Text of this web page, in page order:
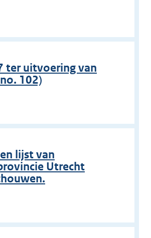
ter uitvoering van
102)
lijst van
Utrecht